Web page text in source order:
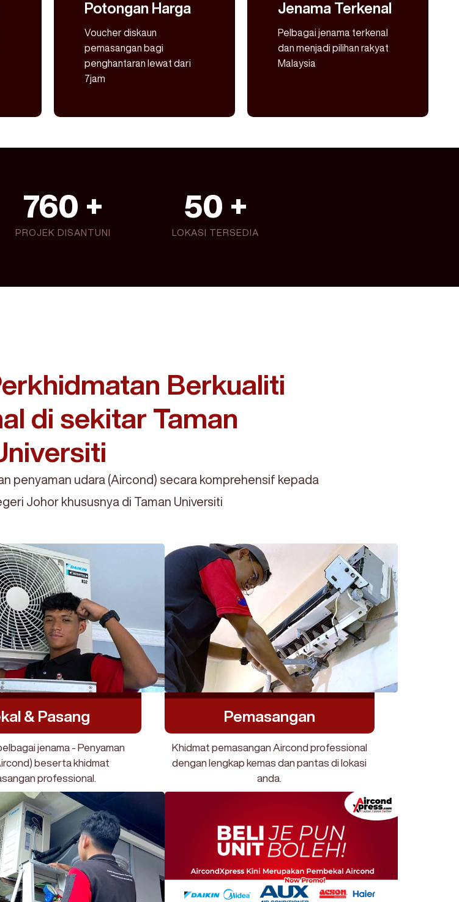
Potongan Harga
Voucher diskaun
pemasangan bagi
penghantaran lewat dari
7jam
Jenama Terkenal
Pelbagai jenama terkenal
dan menjadi pilihan rakyat
Malaysia
PROJEK DISANTUNI
760 +
LOKASI TERSEDIA
50 +
Berkualiti
di sekitar Taman
penyaman udara (Aircond) secara komprehensif kepada
Johor khususnya di Taman Universiti
& Pasang
jenama - Penyaman
beserta khidmat
professional.
Pemasangan
Khidmat pemasangan Aircond professional
dengan lengkap kemas dan pantas di lokasi
anda.